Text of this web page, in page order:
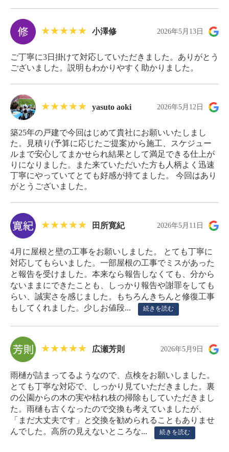
小澤修 2026年5月13日
ご丁寧に3日掛けて対応していただきました。ありがとう
ございました。説明もわかりやすく助かりました。
yasuto aoki 2026年5月12日
築25年の戸建で今回はじめて貴社にお願いいたしまし
た。見積り(予算に応じたご提案)から施工、スケジュー
ルまで安心してまかせられ結果として満足できる仕上が
りになりました。また来ていただいた方も人柄よく迅速
丁寧にやっていてとても好感が持てました。 今回はあり
がとうございました。
田所寛紀 2026年5月11日
4月に屋根と壁の工事をお願いしました。 とても丁寧に
対応してもらいました。一部屋根の工事でミスがあった
と報告を受けました。本来なら報告しなくても、分から
ないままにできたことも、しっかり報告や謝罪をしても
らい、誠実さを感じました。もちろんきちんと修復工事
もしてくれました。少しお値段...
続きを読む
広瀬芳則 2026年5月9日
雨樋が詰まってるようなので、点検をお願いしました。
とても丁寧な対応で、しっかり見ていただきました。裏
の公園からの木の実や枯れ枝の掃除もしていただきまし
た。雨樋も古くなったので交換も考えていましたが、
「まだ大丈夫です」と交換を勧められることもありませ
んでした。高所の見えないところな...
続きを読む